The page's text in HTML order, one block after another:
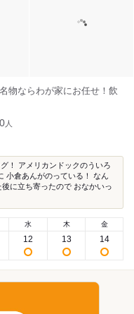
物ならわが家にお任せ！飲
人
！ アメリカンドックのういろ
小倉あんがのっている！ なん
に立ち寄ったので おなかいっ
水
12
木
13
金
14